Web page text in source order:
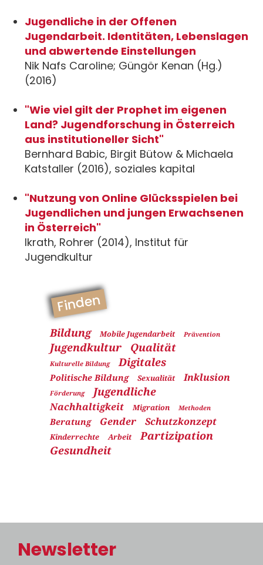
Jugendliche in der Offenen
Jugendarbeit. Identitäten, Lebenslagen
und abwertende Einstellungen
Nik Nafs Caroline; Güngör Kenan (Hg.)
(2016)
"Wie viel gilt der Prophet im eigenen
Land? Jugendforschung in Österreich
aus institutioneller Sicht"
Bernhard Babic, Birgit Bütow & Michaela
Katstaller (2016), soziales kapital
"Nutzung von Online Glücksspielen bei
Jugendlichen und jungen Erwachsenen
in Österreich"
Ikrath, Rohrer (2014), Institut für
Jugendkultur
Finden
Bildung Mobile Jugendarbeit Prävention
Jugendkultur Qualität
Kulturelle Bildung Digitales
Politische Bildung Sexualität Inklusion
Förderung Jugendliche
Nachhaltigkeit Migration Methoden
Beratung Gender Schutzkonzept
Kinderrechte Arbeit
Partizipation
Gesundheit
Newsletter